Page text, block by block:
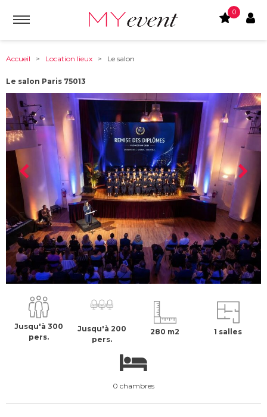
0
Accueil > Location lieux > Le salon
Le salon Paris 75013
75013 Paris À partir de :
4500 €H.T
Jusqu'à 300
pers.
Jusqu'à 200
pers.
280 m2 1 salles
0 chambres